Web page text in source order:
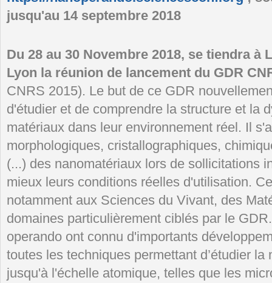
jusqu'au 14 septembre 2018
Du 28 au 30 Novembre 2018, se tiendra à
Lyon la réunion de lancement du GDR
CNRS 2015). Le but de ce GDR
d'étudier et de comprendre la structure et la
matériaux dans leur environnement réel. Il
morphologiques, cristallographiques,
(...) des nanomatériaux lors de sollicitations
mieux leurs conditions réelles d'utilisation.
notamment aux Sciences du Vivant, des
domaines particulièrement ciblés par le
operando ont connu d'importants
toutes les techniques permettant d’étudier la
jusqu'à l'échelle atomique, telles que les